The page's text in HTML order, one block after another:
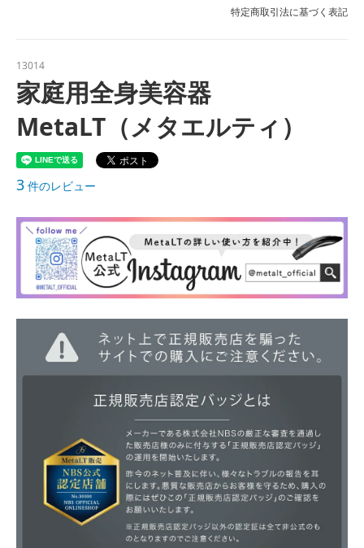
特定商取引法に基づく表記
13014
家庭用全身美容器
MetaLT（メタエルティ）
3 件のレビュー